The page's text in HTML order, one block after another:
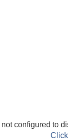
configured to